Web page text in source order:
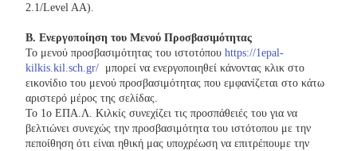
2.1/Level AA).
Β. Ενεργοποίηση του Μενού Προσβασιμότητας
Το μενού προσβασιμότητας του ιστοτόπου https://1epal-
kilkis.kil.sch.gr/ μπορεί να ενεργοποιηθεί κάνοντας κλικ στο
εικονίδιο του μενού προσβασιμότητας που εμφανίζεται στο κάτω
αριστερό μέρος της σελίδας.
Το 1ο ΕΠΑ.Λ. Κιλκίς συνεχίζει τις προσπάθειές του για να
βελτιώνει συνεχώς την προσβασιμότητα του ιστότοπου με την
πεποίθηση ότι είναι ηθική μας υποχρέωση να επιτρέπουμε την